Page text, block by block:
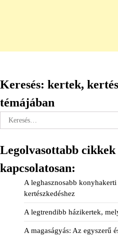
Keresés: kertek,
témájában
Keresés:
Legolvasottabb cikkek
kapcsolatosan:
A leghasznosabb
kertészkedéshez
A legtrendibb házikertek,
A magaságyás: Az egyszerű